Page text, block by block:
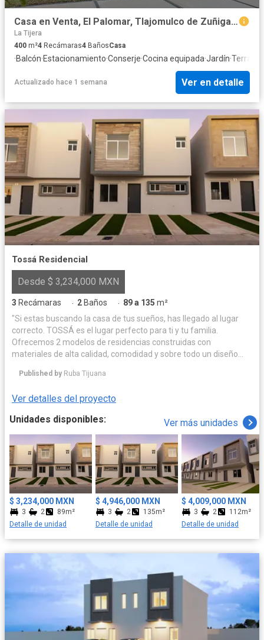
Casa en Venta, El Palomar, Tlajomulco de Zuñiga, Jalisco.
La Tijera
400 m²4 Recámaras4 BañosCasa
·Balcón·Estacionamiento·Conserje·Cocina equipada·Jardín·Terraza
Actualizado hace 1 semana Ver en detalle
Tossá Residencial
Desde $ 3,234,000 MXN
3 Recámaras · 2 Baños · 89 a 135 m²
"Si estas buscando la casa de tus sueños, has llegado al lugar
correcto. TOSSÁ es el lugar perfecto para ti y tu familia.
Ofrecemos 2 modelos de residencias construidas con
materiales de alta calidad, comodidad y sobre todo un diseño
disfruta de tu nuevo hogar."
Published by Ruba Tijuana
Ver detalles del proyecto
Unidades disponibles:
Ver más unidades
$ 3,234,000 MXN
3 2
89m²
Detalle de unidad
$ 4,946,000 MXN
3 2
135m²
Detalle de unidad
$ 4,009,000 MXN
3 2
112m²
Detalle de unidad